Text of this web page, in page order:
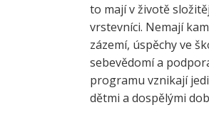
to mají v životě
vrstevníci. Nemají
zázemí, úspěchy ve
sebevědomí a
programu vznikají
dětmi a dospělými